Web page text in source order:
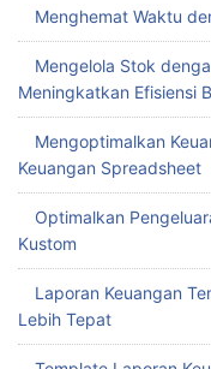
Menghemat Waktu
Mengelola Stok
Meningkatkan Efisiensi
Mengoptimalkan
Keuangan Spreadsheet
Optimalkan
Kustom
Laporan Keuangan
Lebih Tepat